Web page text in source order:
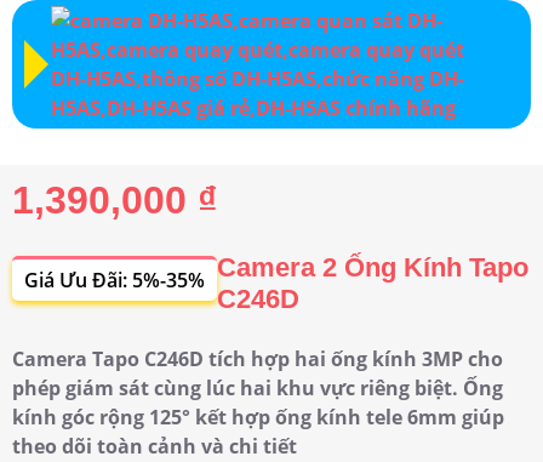
1,390,000 ₫
Giá Ưu Đãi: 5%-35% Camera 2 Ống Kính Tapo
C246D
Camera Tapo C246D tích hợp hai ống kính 3MP cho
phép giám sát cùng lúc hai khu vực riêng biệt. Ống
kính góc rộng 125° kết hợp ống kính tele 6mm giúp
theo dõi toàn cảnh và chi tiết